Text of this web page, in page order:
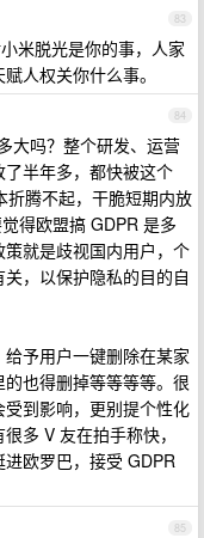
83
米脱光是你的事，人家
人权关你什么事。
84
大吗？整个研发、运营
半年多，都快被这个
折腾不起，干脆短期内放
得欧盟搞 GDPR 是多
就是歧视国内用户，个
，以保护隐私的目的自
予用户一键删除在某家
也得删掉等等等等。很
到影响，更别提个性化
多 V 友在拍手称快，
欧罗巴，接受 GDPR
85